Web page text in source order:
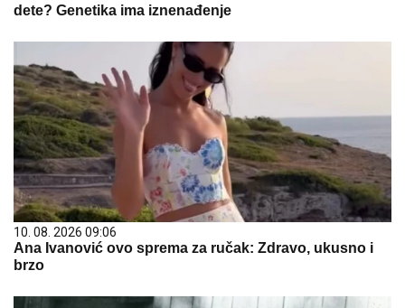
dete? Genetika ima iznenađenje
10. 08. 2026 09:06
Ana Ivanović ovo sprema za ručak: Zdravo, ukusno i
brzo